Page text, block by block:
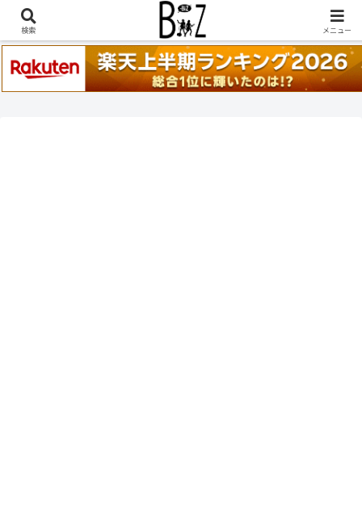
稲葉浩志『en-Zepp』『enⅣ』セトリ一覧はこちら
検索 メニュー